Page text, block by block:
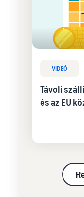
VIDEÓ
Távoli
és az EU